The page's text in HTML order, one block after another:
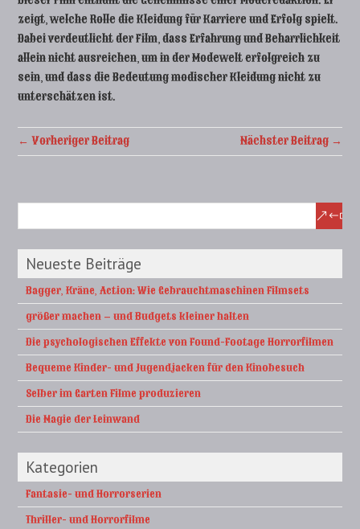
zeigt, welche Rolle die Kleidung für Karriere und Erfolg spielt.
Dabei verdeutlicht der Film, dass Erfahrung und Beharrlichkeit
allein nicht ausreichen, um in der Modewelt erfolgreich zu
sein, und dass die Bedeutung modischer Kleidung nicht zu
unterschätzen ist.
← Vorheriger Beitrag Nächster Beitrag →
Neueste Beiträge
Bagger, Kräne, Action: Wie Gebrauchtmaschinen Filmsets
größer machen – und Budgets kleiner halten
Die psychologischen Effekte von Found-Footage Horrorfilmen
Bequeme Kinder- und Jugendjacken für den Kinobesuch
Selber im Garten Filme produzieren
Die Magie der Leinwand
Kategorien
Fantasie- und Horrorserien
Thriller- und Horrorfilme